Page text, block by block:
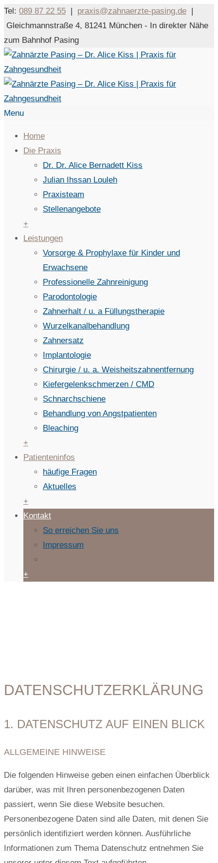
Tel: 089 87 22 55 | praxis@zahnaerzte-pasing.de |
Gleichmannstraße 4, 81241 München - In direkter Nähe
zum Bahnhof Pasing
Menu
Home
Die Praxis
Dr. Dr. Alice Bernadett Kiss
Julian Ihssan Louleh
Praxisteam
Stellenangebote
+
Leistungen
Vorsorge & Prophylaxe für Kinder und
Erwachsene
Professionelle Zahnreinigung
Parodontologie
Zahnerhalt / u. a Füllungstherapie
Wurzelkanalbehandlung
Zahnersatz
Implantologie
Chirurgie / u. a. Weisheitszahnentfernung
Kiefergelenkschmerzen / CMD
Schnarchschiene
Behandlung von Angstpatienten
Bleaching
+
Patienteninfos
häufige Fragen
Aktuelles
+
Kontakt
So erreichen Sie uns
Impressum
+
DATENSCHUTZ­ERKLÄRUNG
1. DATENSCHUTZ AUF EINEN BLICK
ALLGEMEINE HINWEISE
Die folgenden Hinweise geben einen einfachen Überblick
darüber, was mit Ihren personenbezogenen Daten
passiert, wenn Sie diese Website besuchen.
Personenbezogene Daten sind alle Daten, mit denen Sie
persönlich identifiziert werden können. Ausführliche
Informationen zum Thema Datenschutz entnehmen Sie